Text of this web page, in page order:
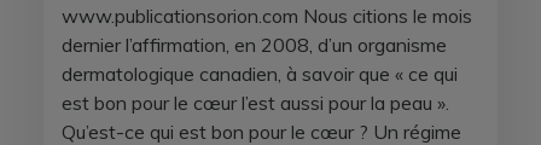
www.publicationsorion.com Nous citions le mois
dernier l’affirmation, en 2008, d’un organisme
dermatologique canadien, à savoir que « ce qui
est bon pour le cœur l’est aussi pour la peau ».
Qu’est-ce qui est bon pour le cœur ? Un régime